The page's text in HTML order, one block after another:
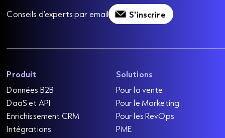
Conseils d’experts par email S'inscrire
Produit
Données B2B
DaaS et API
Enrichissement CRM
Intégrations
Solutions
Pour la vente
Pour le Marketing
Pour les RevOps
PME